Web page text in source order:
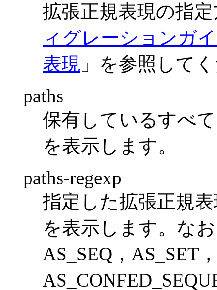
拡張正規表現の指
ィグレーションガ
表現 」を参照して
paths
保有しているすべ
を表示します。
paths-regexp
指定した拡張正規
を表示します。な
AS_SEQ，AS_SET